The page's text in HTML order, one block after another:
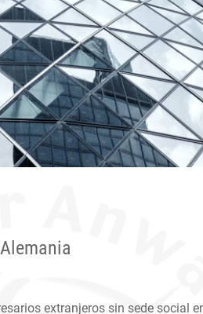
extranjeros sin sede social